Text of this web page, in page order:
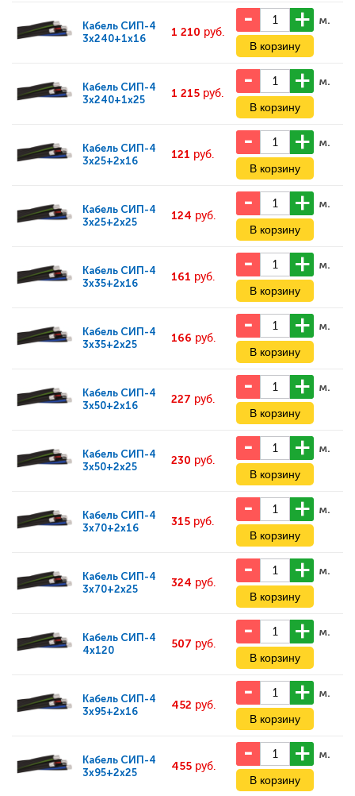
Кабель СИП-4
3x240+1x16
1 210 руб.
м.
Кабель СИП-4
3x240+1x25
1 215 руб.
м.
Кабель СИП-4
3x25+2x16
121 руб.
м.
Кабель СИП-4
3x25+2x25
124 руб.
м.
Кабель СИП-4
3x35+2x16
161 руб.
м.
Кабель СИП-4
3x35+2x25
166 руб.
м.
Кабель СИП-4
3x50+2x16
227 руб.
м.
Кабель СИП-4
3x50+2x25
230 руб.
м.
Кабель СИП-4
3x70+2x16
315 руб.
м.
Кабель СИП-4
3x70+2x25
324 руб.
м.
Кабель СИП-4
4x120
507 руб.
м.
Кабель СИП-4
3x95+2x16
452 руб.
м.
Кабель СИП-4
3x95+2x25
455 руб.
м.